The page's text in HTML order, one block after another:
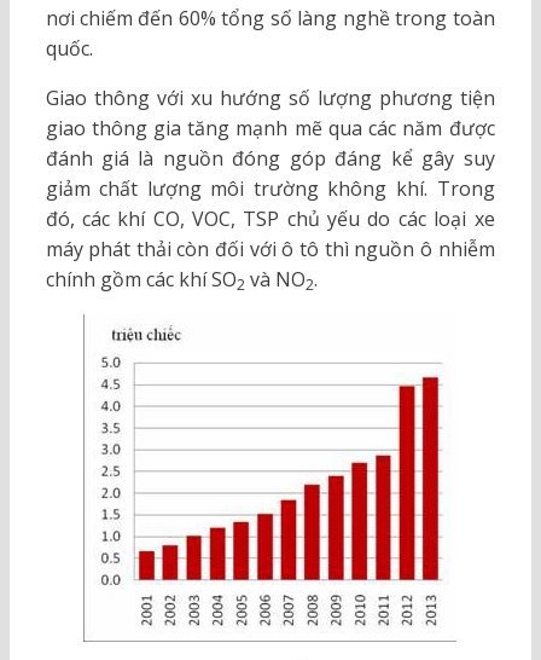
nơi chiếm đến 60% tổng số làng nghề trong toàn
quốc.
Giao thông với xu hướng số lượng phương tiện
giao thông gia tăng mạnh mẽ qua các năm được
đánh giá là nguồn đóng góp đáng kể gây suy
giảm chất lượng môi trường không khí. Trong
đó, các khí CO, VOC, TSP chủ yếu do các loại xe
máy phát thải còn đối với ô tô thì nguồn ô nhiễm
chính gồm các khí SO2 và NO2.